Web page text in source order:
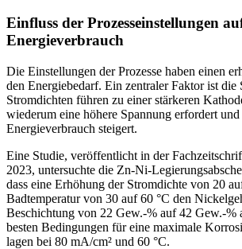
Einfluss der Prozesseinstellungen
Energieverbrauch
Die Einstellungen der Prozesse haben einen
den Energiebedarf. Ein zentraler Faktor ist die
Stromdichten führen zu einer stärkeren
wiederum eine höhere Spannung erfordert und
Energieverbrauch steigert.
Eine Studie, veröffentlicht in der
2023, untersuchte die Zn-Ni-
dass eine Erhöhung der Stromdichte von 20
Badtemperatur von 30 auf 60 °C den
Beschichtung von 22 Gew.-% auf 42 Gew.-%
besten Bedingungen für eine maximale
lagen bei 80 mA/cm² und 60 °C.